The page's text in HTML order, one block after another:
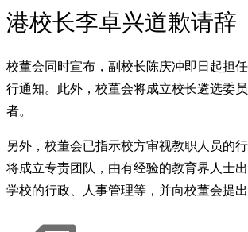
港校长李卓兴道歉请辞
校董会同时宣布，副校长陈庆冲即日起担
行通知。此外，校董会将成立校长遴选委
者。
另外，校董会已指示校方审视教职人员的
将成立专责团队，由有经验的教育界人士
学校的行政、人事管理等，并向校董会提出